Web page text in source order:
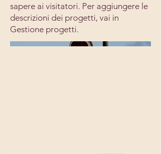
sapere ai visitatori. Per aggiungere le
descrizioni dei progetti, vai in
Gestione progetti.